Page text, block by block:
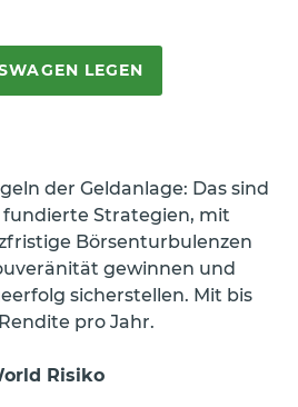
LEGEN
der Geldanlage: Das sind
fundierte Strategien, mit
Börsenturbulenzen
gewinnen und
sicherstellen. Mit bis
pro Jahr.
Risiko